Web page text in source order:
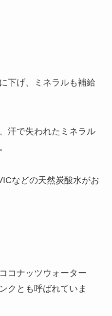
下げ、ミネラルも補給
汗で失われたミネラル
などの天然炭酸水がお
コナッツウォーター
クとも呼ばれていま